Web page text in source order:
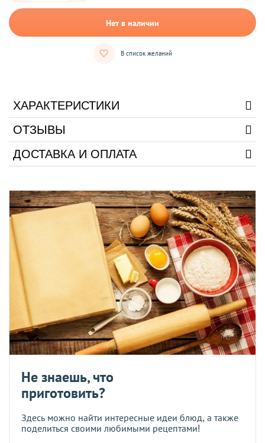
Нет в наличии
В список желаний
ХАРАКТЕРИСТИКИ
ОТЗЫВЫ
ДОСТАВКА И ОПЛАТА
Не знаешь, что
приготовить?
Здесь можно найти интересные идеи блюд, а также
поделиться своими любимыми рецептами!